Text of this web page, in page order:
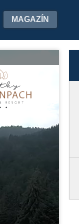
MAGAZÍN